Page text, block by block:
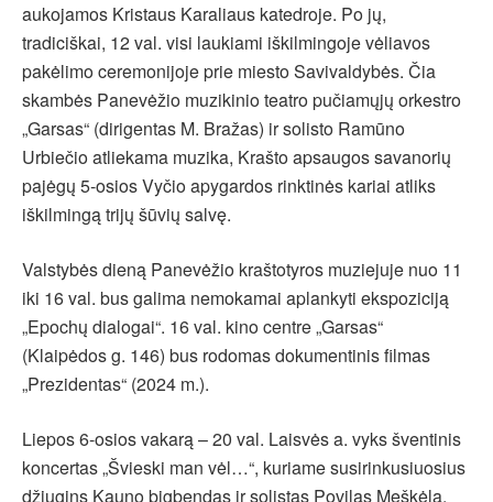
aukojamos Kristaus Karaliaus katedroje. Po jų,
tradiciškai, 12 val. visi laukiami iškilmingoje vėliavos
pakėlimo ceremonijoje prie miesto Savivaldybės. Čia
skambės Panevėžio muzikinio teatro pučiamųjų orkestro
„Garsas“ (dirigentas M. Bražas) ir solisto Ramūno
Urbiečio atliekama muzika, Krašto apsaugos savanorių
pajėgų 5-osios Vyčio apygardos rinktinės kariai atliks
iškilmingą trijų šūvių salvę.
Valstybės dieną Panevėžio kraštotyros muziejuje nuo 11
iki 16 val. bus galima nemokamai aplankyti ekspoziciją
„Epochų dialogai“. 16 val. kino centre „Garsas“
(Klaipėdos g. 146) bus rodomas dokumentinis filmas
„Prezidentas“ (2024 m.).
Liepos 6-osios vakarą – 20 val. Laisvės a. vyks šventinis
koncertas „Švieski man vėl…“, kuriame susirinkusiuosius
džiugins Kauno bigbendas ir solistas Povilas Meškėla.